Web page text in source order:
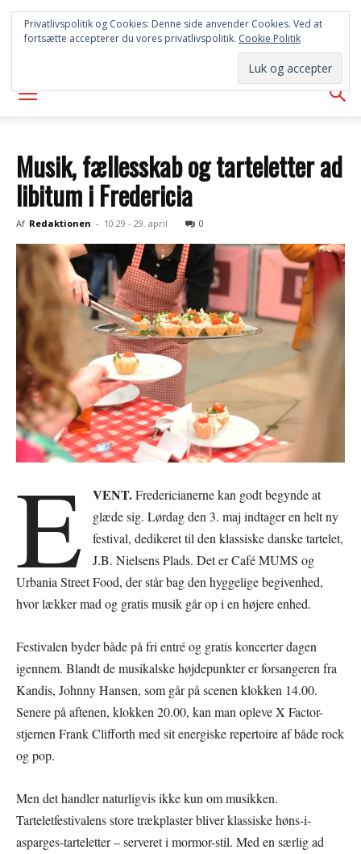
SYD
AVISEN
Musik, fællesskab og tarteletter ad
libitum i Fredericia
Af Redaktionen - 10:29 - 29. april 0
E VENT.Fredericianerne kan godt begynde at
glæde sig. Lørdag den 3. maj indtager en helt ny
festival, dedikeret til den klassiske danske tartelet,
J.B. Nielsens Plads. Det er Café MUMS og
Urbania Street Food, der står bag den hyggelige begivenhed,
hvor lækker mad og gratis musik går op i en højere enhed.
Festivalen byder både på fri entré og gratis koncerter dagen
igennem. Blandt de musikalske højdepunkter er forsangeren fra
Kandis, Johnny Hansen, som går på scenen klokken 14.00.
Senere på aftenen, klokken 20.00, kan man opleve X Factor-
stjernen Frank Clifforth med sit energiske repertoire af både rock
og pop.
Men det handler naturligvis ikke kun om musikken.
Tarteletfestivalens store trækplaster bliver klassiske høns-i-
asparges-tarteletter – serveret i mormor-stil. Med en særlig ad
Privatlivspolitik og Cookies: Denne side anvender Cookies. Ved at
fortsætte accepterer du vores privatlivspolitik. Cookie Politik